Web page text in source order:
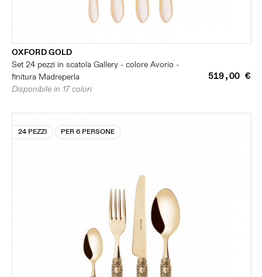
OXFORD GOLD
Set 24 pezzi in scatola Gallery - colore Avorio -
finitura Madreperla
519,00 €
Disponibile in 17 colori
24 PEZZI PER 6 PERSONE